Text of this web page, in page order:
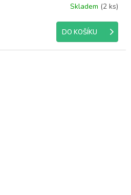
Skladem (2 ks)
DO KOŠÍKU